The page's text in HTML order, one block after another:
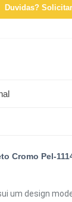
Duvidas?
Cromo Pel-
um design